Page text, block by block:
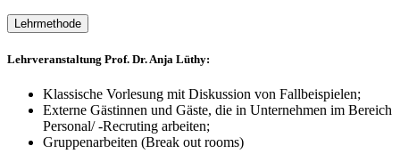
Lehrmethode
Lehrveranstaltung Prof. Dr. Anja Lüthy:
Klassische Vorlesung mit Diskussion von Fallbeispielen;
Externe Gästinnen und Gäste, die in Unternehmen im Bereich
Personal/ -Recruting arbeiten;
Gruppenarbeiten (Break out rooms)